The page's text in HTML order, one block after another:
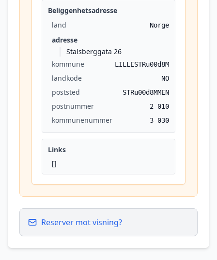
Beliggenhetsadresse
land
Norge
adresse
Stalsberggata 26
kommune
LILLESTRu00d8M
landkode NO
poststed STRu00d8MMEN
postnummer 2 010
kommunenummer 3 030
Links
[]
Reserver mot visning?